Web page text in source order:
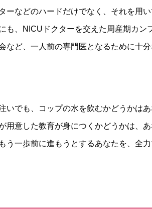
ーなどのハードだけでなく、それを用
も、NICUドクターを交えた周産期カン
など、一人前の専門医となるために十分
いでも、コップの水を飲むかどうかは
用意した教育が身につくかどうかは、
一歩前に進もうとするあなたを、全力